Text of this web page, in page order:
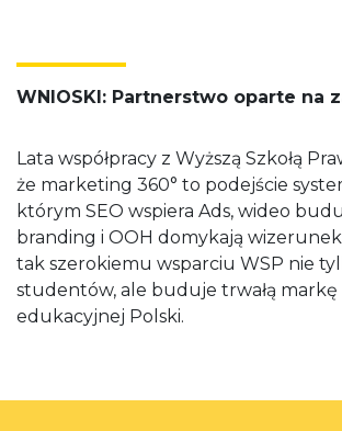
WNIOSKI: Partnerstwo oparte na
Lata współpracy z Wyższą Szkołą
że marketing 360° to podejście
którym SEO wspiera Ads, wideo
branding i OOH domykają
tak szerokiemu wsparciu WSP nie
studentów, ale buduje trwałą markę
edukacyjnej Polski.